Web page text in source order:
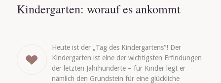
Kindergarten: worauf es ankommt
Heute ist der „Tag des Kindergartens“! Der
Kindergarten ist eine der wichtigsten Erfindungen
der letzten Jahrhunderte – für Kinder legt er
nämlich den Grundstein für eine glückliche